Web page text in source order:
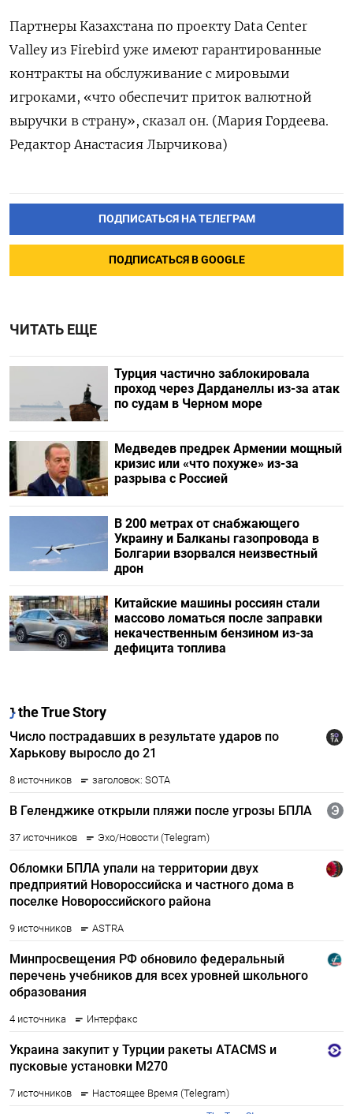
Партнеры Казахстана по проекту ‌Data Center
Valley из Firebird уже имеют гарантированные
контракты на обслуживание ​с мировыми
игроками, «что обеспечит приток валютной
выручки в страну», ‌сказал он. (Мария Гордеева.
Редактор Анастасия Лырчикова)
ПОДПИСАТЬСЯ НА ТЕЛЕГРАМ
ПОДПИСАТЬСЯ В GOOGLE
ЧИТАТЬ ЕЩЕ
Турция частично заблокировала
проход через Дарданеллы из-за атак
по судам в Черном море
Медведев предрек Армении мощный
кризис или «что похуже» из-за
разрыва с Россией
В 200 метрах от снабжающего
Украину и Балканы газопровода в
Болгарии взорвался неизвестный
дрон
Китайские машины россиян стали
массово ломаться после заправки
некачественным бензином из-за
дефицита топлива